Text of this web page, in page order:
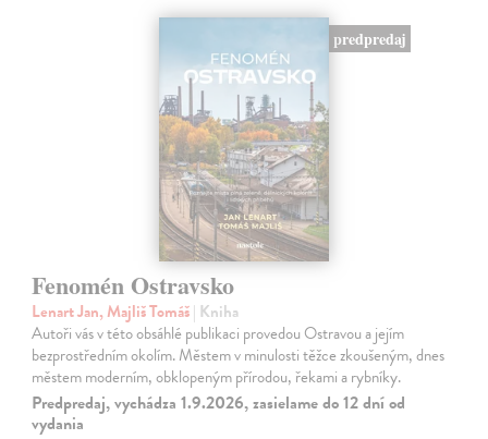
predpredaj
Fenomén Ostravsko
Lenart Jan, Majliš Tomáš| Kniha
Autoři vás v této obsáhlé publikaci provedou Ostravou a jejím
bezprostředním okolím. Městem v minulosti těžce zkoušeným, dnes
městem moderním, obklopeným přírodou, řekami a rybníky.
Predpredaj, vychádza 1.9.2026, zasielame do 12 dní od
vydania